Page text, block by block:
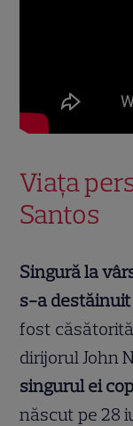
Viața
Santos
Singură la
s-a
fost căsătorită
dirijorul John
singurul ei
născut pe 28